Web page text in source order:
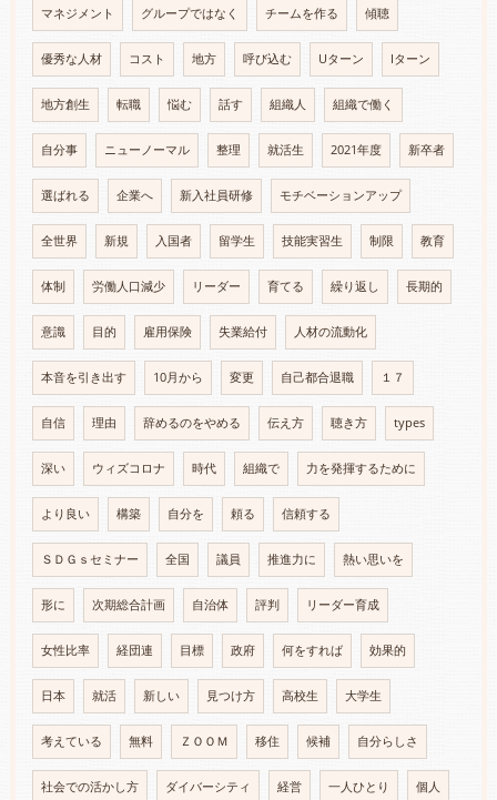
マネジメント グループではなく チームを作る 傾聴
優秀な人材 コスト 地方 呼び込む Uターン Iターン
地方創生 転職 悩む 話す 組織人 組織で働く
自分事 ニューノーマル 整理 就活生 2021年度 新卒者
選ばれる 企業へ 新入社員研修 モチベーションアップ
全世界 新規 入国者 留学生 技能実習生 制限 教育
体制 労働人口減少 リーダー 育てる 繰り返し 長期的
意識 目的 雇用保険 失業給付 人材の流動化
本音を引き出す 10月から 変更 自己都合退職 １７
自信 理由 辞めるのをやめる 伝え方 聴き方 types
深い ウィズコロナ 時代 組織で 力を発揮するために
より良い 構築 自分を 頼る 信頼する
ＳＤＧｓセミナー 全国 議員 推進力に 熱い思いを
形に 次期総合計画 自治体 評判 リーダー育成
女性比率 経団連 目標 政府 何をすれば 効果的
日本 就活 新しい 見つけ方 高校生 大学生
考えている 無料 ＺＯＯＭ 移住 候補 自分らしさ
社会での活かし方 ダイバーシティ 経営 一人ひとり 個人